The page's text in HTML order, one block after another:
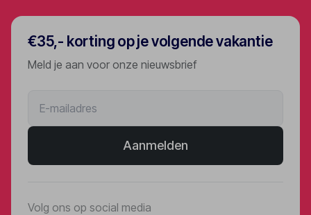
€35,- korting op je volgende vakantie
Meld je aan voor onze nieuwsbrief
Aanmelden
Volg ons op social media